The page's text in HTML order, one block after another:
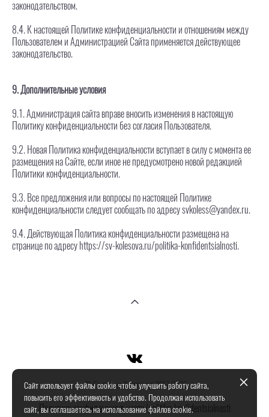
законодательством.
8.4. К настоящей Политике конфиденциальности и отношениям между
Пользователем и Администрацией Сайта применяется действующее
законодательство.
9. Дополнительные условия
9.1. Администрация сайта вправе вносить изменения в настоящую
Политику конфиденциальности без согласия Пользователя.
9.2. Новая Политика конфиденциальности вступает в силу с момента ее
размещения на Сайте, если иное не предусмотрено новой редакцией
Политики конфиденциальности.
9.3. Все предложения или вопросы по настоящей Политике
конфиденциальности следует сообщать по адресу svkoless@yandex.ru.
9.4. Действующая Политика конфиденциальности размещена на
странице по адресу https://sv-kolesova.ru/politika-konfidentsialnosti.
© Светлана Колесова 2012-2026
Политика конфиденциальности/politika-konfidentsialnosti
Сайт использует файлы cookie чтобы улучшить работу сайта,
повысить его эффективность и удобство. Продолжая использовать
сайт, вы соглашаетесь на использование файлов cookie.